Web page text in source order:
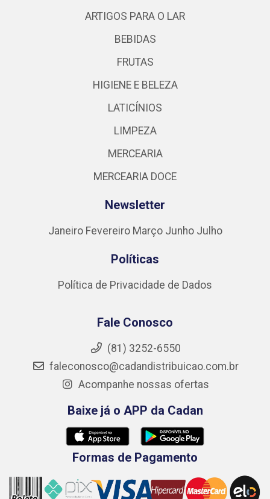
ARTIGOS PARA O LAR
BEBIDAS
FRUTAS
HIGIENE E BELEZA
LATICÍNIOS
LIMPEZA
MERCEARIA
MERCEARIA DOCE
Newsletter
Janeiro Fevereiro Março Junho Julho
Políticas
Política de Privacidade de Dados
Fale Conosco
(81) 3252-6550
faleconosco@cadandistribuicao.com.br
Acompanhe nossas ofertas
Baixe já o APP da Cadan
Formas de Pagamento